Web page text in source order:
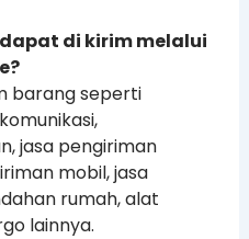
di kirim melalui
barang seperti
jasa pengiriman
mobil, jasa
rumah, alat
lainnya.